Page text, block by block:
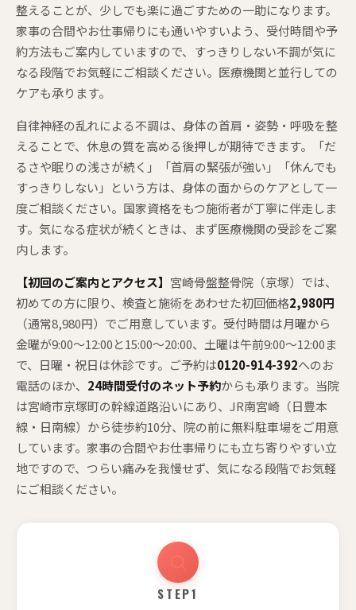
整えることが、少しでも楽に過ごすための一助になります。
家事の合間やお仕事帰りにも通いやすいよう、受付時間や予
約方法もご案内していますので、すっきりしない不調が気に
なる段階でお気軽にご相談ください。医療機関と並行しての
ケアも承ります。
自律神経の乱れによる不調は、身体の首肩・姿勢・呼吸を整
えることで、休息の質を高める後押しが期待できます。「だ
るさや眠りの浅さが続く」「首肩の緊張が強い」「休んでも
すっきりしない」という方は、身体の面からのケアとして一
度ご相談ください。国家資格をもつ施術者が丁寧に伴走しま
す。気になる症状が続くときは、まず医療機関の受診をご案
内します。
【初回のご案内とアクセス】 宮崎骨盤整骨院（京塚）では、
初めての方に限り、検査と施術をあわせた初回価格2,980円
（通常8,980円）でご用意しています。受付時間は月曜から
金曜が9:00〜12:00と15:00〜20:00、土曜は午前9:00〜12:00ま
で、日曜・祝日は休診です。ご予約は0120-914-392へのお
電話のほか、 24時間受付のネット予約からも承ります。当院
は宮崎市京塚町の幹線道路沿いにあり、JR南宮崎（日豊本
線・日南線）から徒歩約10分、院の前に無料駐車場をご用意
しています。家事の合間やお仕事帰りにも立ち寄りやすい立
地ですので、つらい痛みを我慢せず、気になる段階でお気軽
にご相談ください。
STEP1